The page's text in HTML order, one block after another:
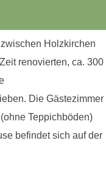
Holzkirchen
renovierten, ca. 300
Die Gästezimmer
Teppichböden)
befindet sich auf der